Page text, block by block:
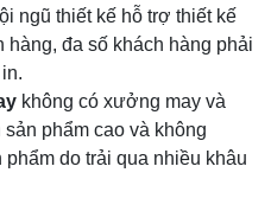
ngũ thiết kế hỗ trợ thiết kế
hàng, đa số khách hàng phải
không có xưởng may và
phẩm cao và không
do trải qua nhiều khâu